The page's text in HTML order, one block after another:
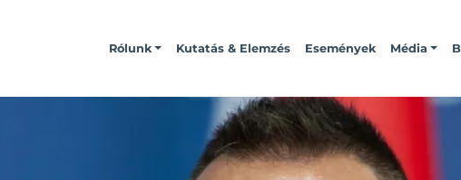
Rólunk Kutatás & Elemzés Események Média